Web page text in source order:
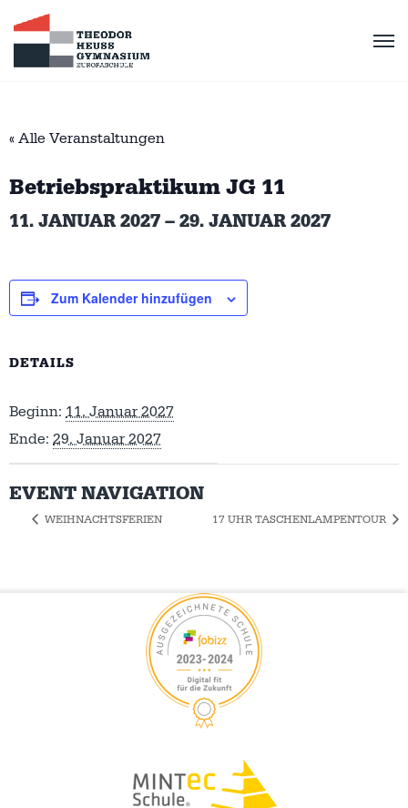
« Alle Veranstaltungen
Betriebspraktikum JG 11
11. JANUAR 2027–29. JANUAR 2027
Zum Kalender hinzufügen
DETAILS
Beginn: 11. Januar 2027
Ende: 29. Januar 2027
EVENT NAVIGATION
WEIHNACHTSFERIEN 17 UHR TASCHENLAMPENTOUR